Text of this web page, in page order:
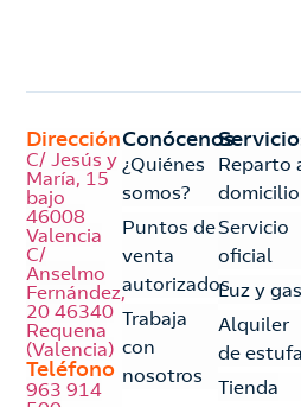
Dirección
C/ Jesús y
María, 15
bajo
46008
Valencia
C/
Anselmo
Fernández,
20 46340
Requena
(Valencia)
Teléfono
963 914
Conócenos
¿Quiénes
somos?
Puntos de
venta
autorizados
Trabaja
con
nosotros
Reparto
domicilio
Servicio
oficial
Luz y gas
Alquiler
de
Tienda